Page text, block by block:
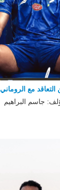
جاسم البراهيم